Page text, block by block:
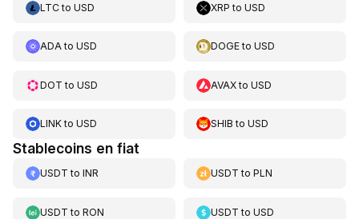
LTCto USD XRP toUSD
ADAto USD DOGEtoUSD
DOT to USD AVAXtoUSD
LINKto USD SHIB toUSD
Stablecoins en fiat
USDT to INR USDT toPLN
USDT to RON USDT toUSD